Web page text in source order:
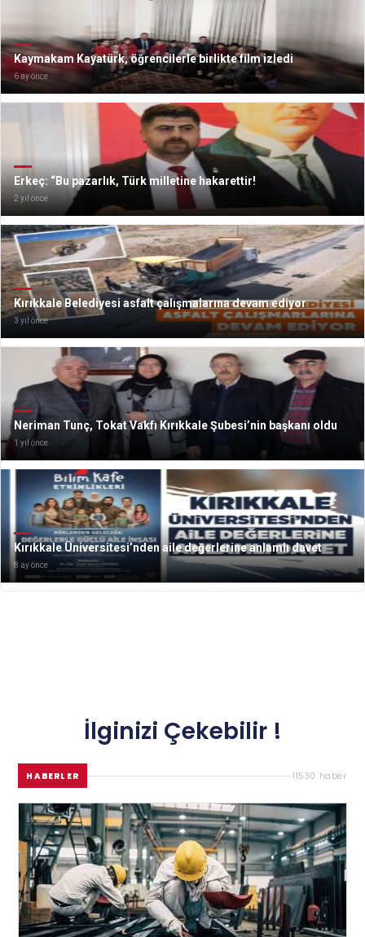
Kaymakam Kayatürk, öğrencilerle birlikte film izledi
6 ay önce
Erkeç: “Bu pazarlık, Türk milletine hakarettir!
2 yıl önce
Kırıkkale Belediyesi asfalt çalışmalarına devam ediyor
3 yıl önce
Neriman Tunç, Tokat Vakfı Kırıkkale Şubesi’nin başkanı oldu
1 yıl önce
Kırıkkale Üniversitesi’nden aile değerlerine anlamlı davet
8 ay önce
İlginizi Çekebilir !
HABERLER 11530 haber